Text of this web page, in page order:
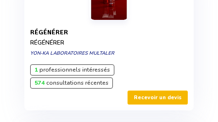
RÉGÉNÉRER
RÉGÉNÉRER
YON-KA LABORATOIRES MULTALER
1professionnels intéressés
574consultations récentes
Recevoir un devis